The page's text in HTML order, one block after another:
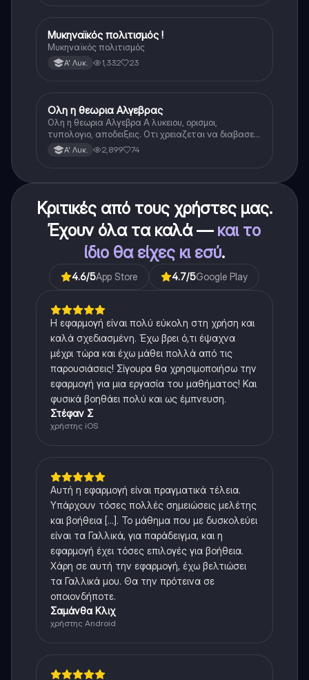
Ιστορία
Μυκηναϊκός πολιτισμός !
Μυκηναϊκός πολιτισμός
Α' Λυκ. 1,332 23
Μαθηματικά
Ολη η θεωρια Αλγεβρας
Ολη η θεωρια Αλγεβρα Α λυκειου, ορισμοι,
τυπολογιο, αποδειξεις. Οτι χρειαζεται να διαβασεις
για το θεωρητικο κομματι της αλγεβρας.
Α' Λυκ. 2,899 74
Κριτικές από τους χρήστες μας.
Έχουν όλα τα καλά — και το
ίδιο θα είχες κι εσύ.
4.6/5App Store 4.7/5Google Play
Η εφαρμογή είναι πολύ εύκολη στη χρήση και
καλά σχεδιασμένη. Έχω βρει ό,τι έψαχνα
μέχρι τώρα και έχω μάθει πολλά από τις
παρουσιάσεις! Σίγουρα θα χρησιμοποιήσω την
εφαρμογή για μια εργασία του μαθήματος! Και
φυσικά βοηθάει πολύ και ως έμπνευση.
Στέφαν Σ
χρήστης iOS
Αυτή η εφαρμογή είναι πραγματικά τέλεια.
Υπάρχουν τόσες πολλές σημειώσεις μελέτης
και βοήθεια [...]. Το μάθημα που με δυσκολεύει
είναι τα Γαλλικά, για παράδειγμα, και η
εφαρμογή έχει τόσες επιλογές για βοήθεια.
Χάρη σε αυτή την εφαρμογή, έχω βελτιώσει
τα Γαλλικά μου. Θα την πρότεινα σε
οποιονδήποτε.
Σαμάνθα Κλιχ
χρήστης Android